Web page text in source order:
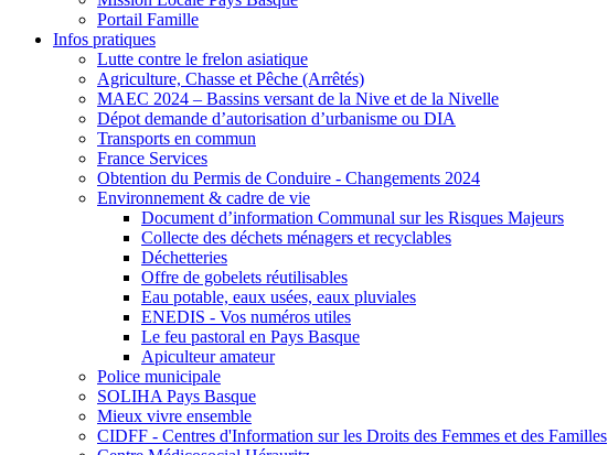
Portail Famille
Infos pratiques
Lutte contre le frelon asiatique
Agriculture, Chasse et Pêche (Arrêtés)
MAEC 2024 – Bassins versant de la Nive et de la Nivelle
Dépot demande d’autorisation d’urbanisme ou DIA
Transports en commun
France Services
Obtention du Permis de Conduire - Changements 2024
Environnement & cadre de vie
Document d’information Communal sur les Risques Majeurs
Collecte des déchets ménagers et recyclables
Déchetteries
Offre de gobelets réutilisables
Eau potable, eaux usées, eaux pluviales
ENEDIS - Vos numéros utiles
Le feu pastoral en Pays Basque
Apiculteur amateur
Police municipale
SOLIHA Pays Basque
Mieux vivre ensemble
CIDFF - Centres d'Information sur les Droits des Femmes et des Familles